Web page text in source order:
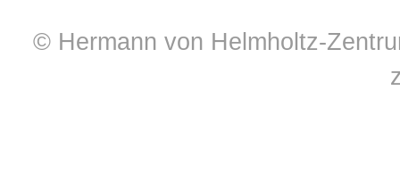
© Hermann von Helmholtz-